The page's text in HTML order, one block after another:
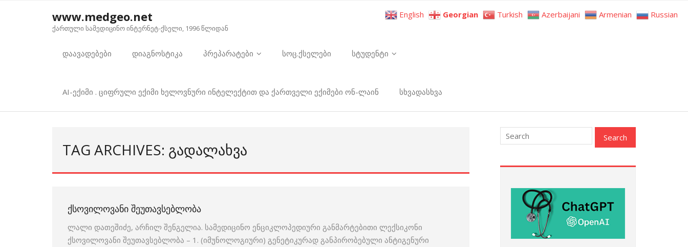
www.medgeo.net
ქართული სამედიცინო ინტერნეტ-ქსელი, 1996 წლიდან
დაავადებები დიაგნოსტიკა პრეპარატები სოც.ქსელები სტუდენტი
AI-ექიმი . ციფრული ექიმი ხელოვნური ინტელექტით და ქართველი ექიმები ონ-ლაინ სხვადასხვა
TAG ARCHIVES: ᲒᲐᲓᲐᲚᲐᲮᲕᲐ
ᲥᲡᲝᲕᲘᲚᲝᲕᲐᲜᲘ ᲨᲔᲣᲗᲐᲕᲡᲔᲑᲚᲝᲑᲐ
ლალი დათეშიძე, არჩილ შენგელია. სამედიცინო ენციკლოპედიური განმარტებითი ლექსიკონი
ქსოვილოვანი შეუთავსებლობა – 1. (იმუნოლოგიური) გენეტიკურად განპირობებული ანტიგენური
English Georgian Turkish Azerbaijani Armenian Russian